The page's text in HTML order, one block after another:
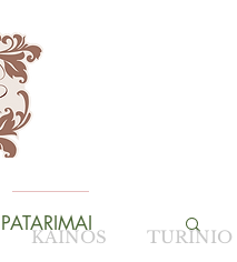
PATARIMAI
KAINOS TURINIO